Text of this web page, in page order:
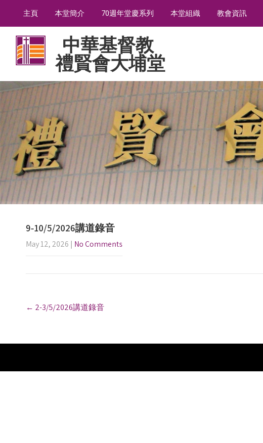
主頁 本堂簡介 70週年堂慶系列 本堂組織 教會資訊
中華基督教
禮賢會大埔堂
9-10/5/2026講道錄音
May 12, 2026 | No Comments
o
n
← 2-3/5/2026講道錄音